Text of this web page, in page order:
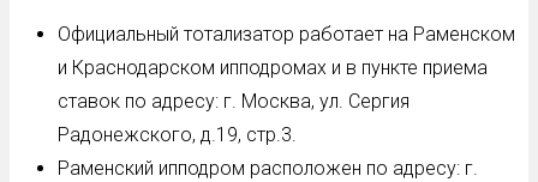
Официальный тотализатор работает на Раменском
и Краснодарском ипподромах и в пункте приема
ставок по адресу: г. Москва, ул. Сергия
Радонежского, д.19, стр.3.
Раменский ипподром расположен по адресу: г.